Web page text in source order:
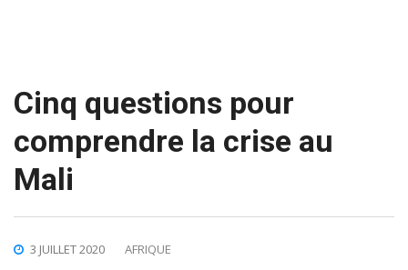
Cinq questions pour
comprendre la crise au
Mali
3 JUILLET 2020
AFRIQUE